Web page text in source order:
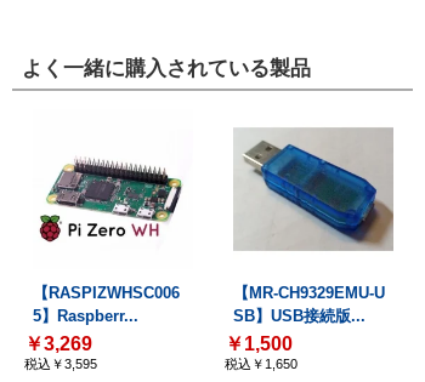
よく一緒に購入されている製品
【RASPIZWHSC006
5】Raspberr...
￥3,269
税込￥3,595
【MR-CH9329EMU-U
SB】USB接続版...
￥1,500
税込￥1,650